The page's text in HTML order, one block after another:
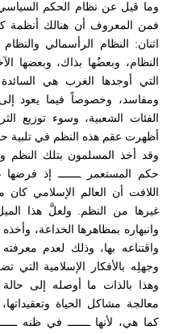
وما قيل عن نظام الحكم
فمن المعروف أن هنالك أنظمة
اثنان: النظام الرأسمالي
النظام، وبعضُها بذاك، وبعضها
التي أوجدها الغرب هي
ومفاسد، وخصوصاً فيما يعود إلى
الفئات الشعبية، وسوء توزيع
أظهرت عقم هذه النظم في تلبية
وقد أخذ المسلمون بتلك النظم
حكم المستعمر ـــــــ إذ
اللافت أن العالم الإسلامي
غيرها من النظم. ولعلَّ هذا
وانبهاره بمظاهرها الخداعة،
واقتناعه بها، وذلك لعدم
وجهلِه بالأفكار الإسلامية التي
وهذا بالذات ما أوصله إلى
معالجة مشاكل الحياة
كما هي، لأنها ـــــــ في ظنه